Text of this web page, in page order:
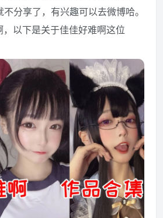
分享了，有兴趣可以去微博哈。
以下是关于佳佳好难啊这位